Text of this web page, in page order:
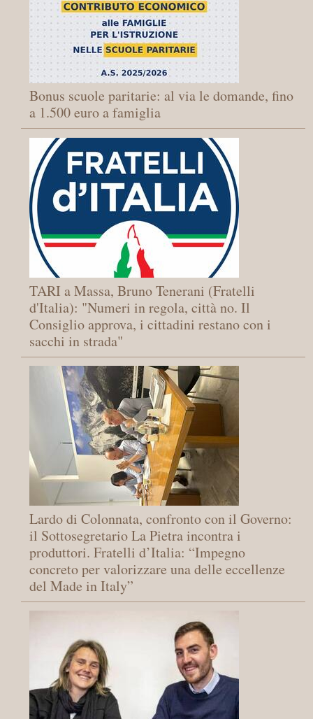
Bonus scuole paritarie: al via le domande, fino
a 1.500 euro a famiglia
TARI a Massa, Bruno Tenerani (Fratelli
d'Italia): "Numeri in regola, città no. Il
Consiglio approva, i cittadini restano con i
sacchi in strada"
Lardo di Colonnata, confronto con il Governo:
il Sottosegretario La Pietra incontra i
produttori. Fratelli d’Italia: “Impegno
concreto per valorizzare una delle eccellenze
del Made in Italy”